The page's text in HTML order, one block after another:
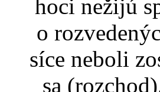
hoci nežijú
o
síce neboli
sa